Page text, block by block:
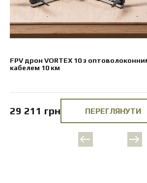
FPV дрон VORTEX 10 з
кабелем 10 км
29 211 грн ПЕРЕГЛЯНУТИ